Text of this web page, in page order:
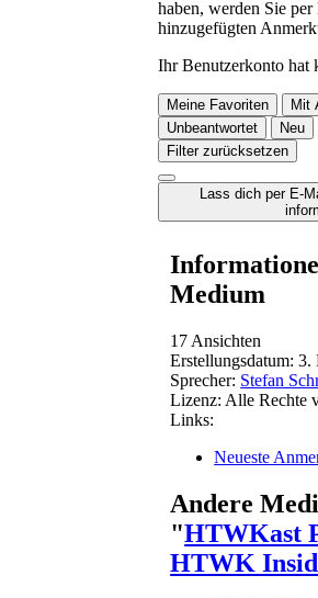
haben, werden Sie
hinzugefügten
Ihr Benutzerkonto hat
Meine Favoriten
Mit
Unbeantwortet
Neu
Filter zurücksetzen
Lass dich per E-
Medium
17 Ansichten
Erstellungsdatum: 3.
Sprecher: Stefan
Lizenz: Alle Rechte
Links:
Neueste
Andere
"HTWKast
HTWK